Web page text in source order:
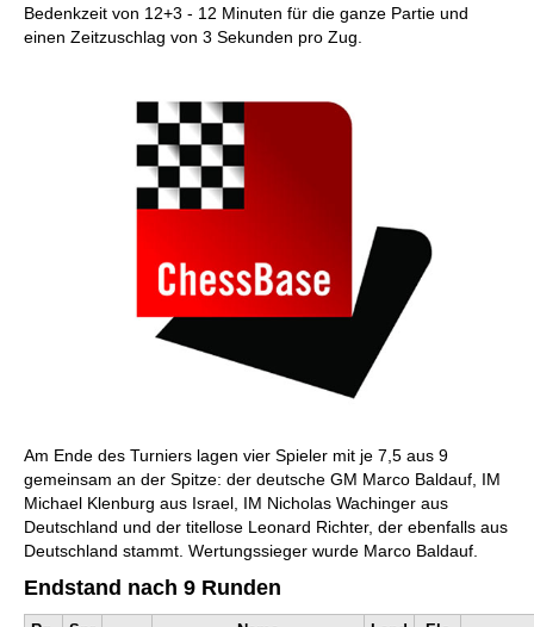
Bedenkzeit von 12+3 - 12 Minuten für die ganze Partie und
einen Zeitzuschlag von 3 Sekunden pro Zug.
Am Ende des Turniers lagen vier Spieler mit je 7,5 aus 9
gemeinsam an der Spitze: der deutsche GM Marco Baldauf, IM
Michael Klenburg aus Israel, IM Nicholas Wachinger aus
Deutschland und der titellose Leonard Richter, der ebenfalls aus
Deutschland stammt. Wertungssieger wurde Marco Baldauf.
Endstand nach 9 Runden